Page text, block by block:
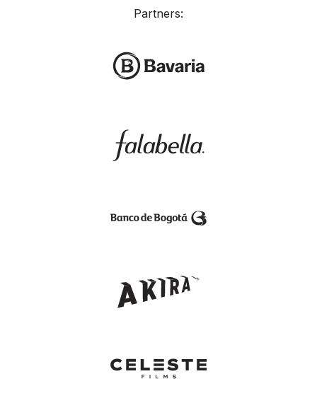
Partners: